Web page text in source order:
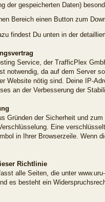
der gespeicherten Daten)
Bereich einen Button zum
findest Du unten in der
Service, der TrafficPlex
notwendig, da auf dem Server
Website nötig sind. Deine IP-
an der Verbesserung der
Gründen der Sicherheit und
Eine
in Ihrer Browserzeile. Wenn
Richtlinie
alle Seiten, die unter
es besteht ein